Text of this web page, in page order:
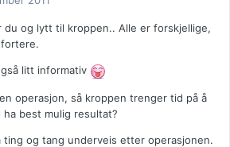
du og lytt til kroppen.. Alle er forskjellige,
litt informativ
operasjon, så kroppen trenger tid på å
best mulig resultat?
og tang underveis etter operasjonen.